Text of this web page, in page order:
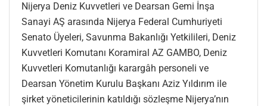
Nijerya Deniz Kuvvetleri ve Dearsan Gemi İnşa
Sanayi AŞ arasında Nijerya Federal Cumhuriyeti
Senato Üyeleri, Savunma Bakanlığı Yetkilileri, Deniz
Kuvvetleri Komutanı Koramiral AZ GAMBO, Deniz
Kuvvetleri Komutanlığı karargâh personeli ve
Dearsan Yönetim Kurulu Başkanı Aziz Yıldırım ile
şirket yöneticilerinin katıldığı sözleşme Nijerya’nın